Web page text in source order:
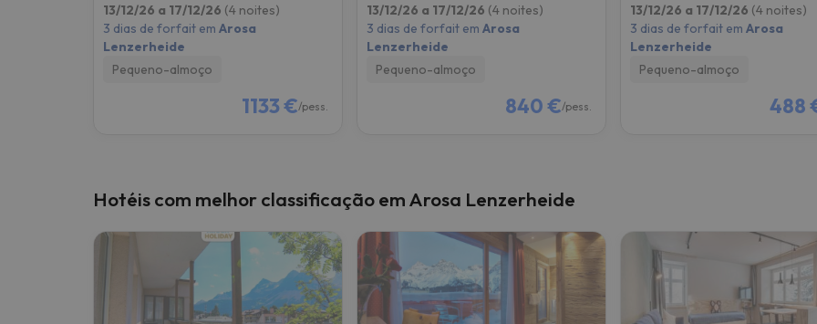
13/12/26 a 17/12/26 (4 noites)
3 dias de forfait em Arosa
Lenzerheide
Pequeno-almoço
1133 €/pess.
13/12/26 a 17/12/26 (4 noites)
3 dias de forfait em Arosa
Lenzerheide
Pequeno-almoço
840 €/pess.
13/12/26 a 17/12/26 (4 noites)
3 dias de forfait em Arosa
Lenzerheide
Pequeno-almoço
488
Hotéis com melhor classificação em Arosa Lenzerheide